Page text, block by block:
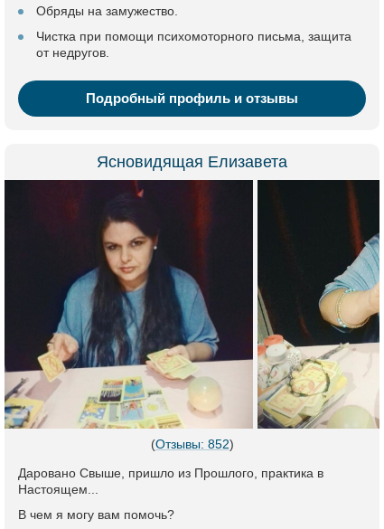
Обряды на замужество.
Чистка при помощи психомоторного письма, защита
от недругов.
Подробный профиль и отзывы
Ясновидящая Елизавета
(Отзывы: 852)
Даровано Свыше, пришло из Прошлого, практика в
Настоящем...
В чем я могу вам помочь?